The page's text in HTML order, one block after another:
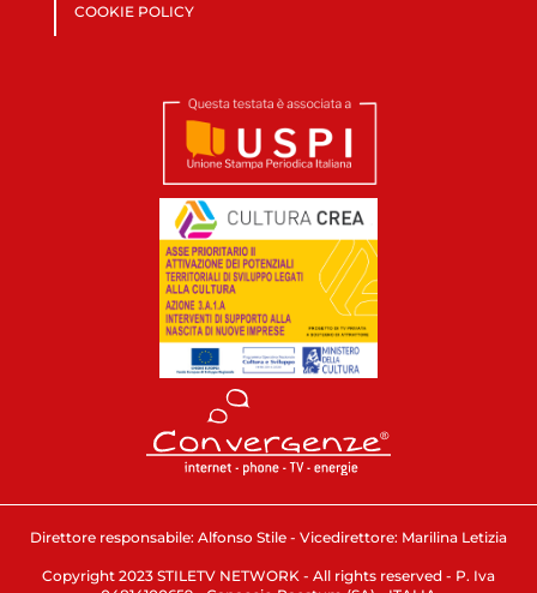
COOKIE POLICY
Direttore responsabile: Alfonso Stile - Vicedirettore: Marilina Letizia
Copyright 2023 STILETV NETWORK - All rights reserved - P. Iva